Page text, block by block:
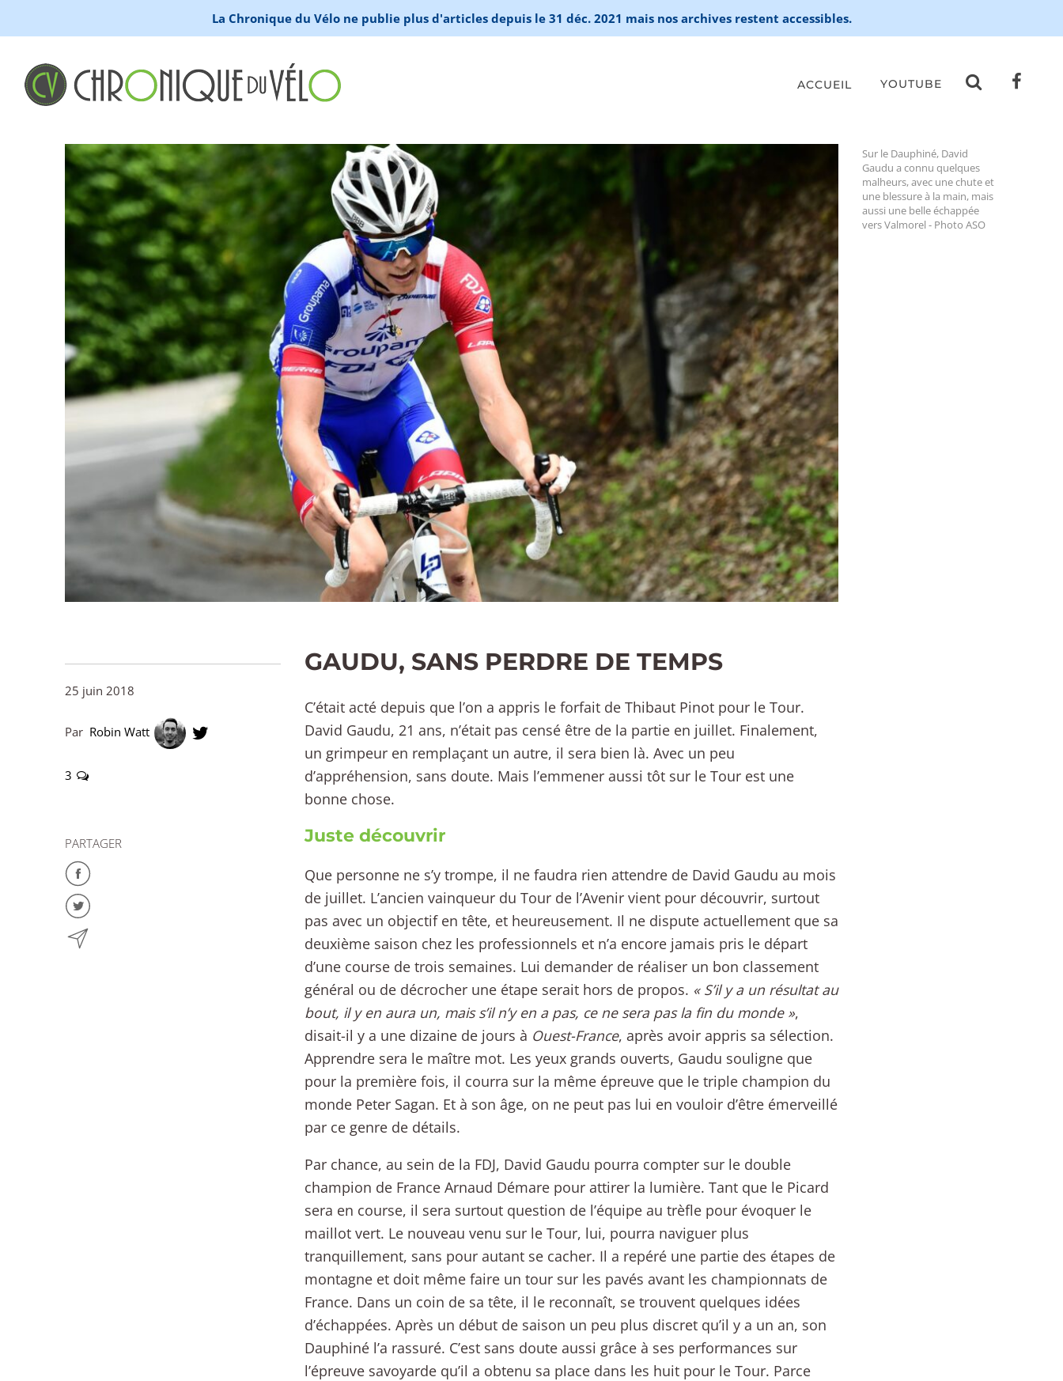
La Chronique du Vélo ne publie plus d'articles depuis le 31 déc. 2021 mais nos archives restent accessibles.
ACCUEIL YOUTUBE
Sur le Dauphiné, David
Gaudu a connu quelques
malheurs, avec une chute et
une blessure à la main, mais
aussi une belle échappée
vers Valmorel - Photo ASO
25 juin 2018
Par Robin Watt
3
PARTAGER
GAUDU, SANS PERDRE DE TEMPS
C’était acté depuis que l’on a appris le forfait de Thibaut Pinot pour le Tour.
David Gaudu, 21 ans, n’était pas censé être de la partie en juillet. Finalement,
un grimpeur en remplaçant un autre, il sera bien là. Avec un peu
d’appréhension, sans doute. Mais l’emmener aussi tôt sur le Tour est une
bonne chose.
Juste découvrir
Que personne ne s’y trompe, il ne faudra rien attendre de David Gaudu au mois
de juillet. L’ancien vainqueur du Tour de l’Avenir vient pour découvrir, surtout
pas avec un objectif en tête, et heureusement. Il ne dispute actuellement que sa
deuxième saison chez les professionnels et n’a encore jamais pris le départ
d’une course de trois semaines. Lui demander de réaliser un bon classement
général ou de décrocher une étape serait hors de propos. « S’il y a un résultat au
bout, il y en aura un, mais s’il n’y en a pas, ce ne sera pas la fin du monde »,
disait-il y a une dizaine de jours à Ouest-France, après avoir appris sa sélection.
Apprendre sera le maître mot. Les yeux grands ouverts, Gaudu souligne que
pour la première fois, il courra sur la même épreuve que le triple champion du
monde Peter Sagan. Et à son âge, on ne peut pas lui en vouloir d’être émerveillé
par ce genre de détails.
Par chance, au sein de la FDJ, David Gaudu pourra compter sur le double
champion de France Arnaud Démare pour attirer la lumière. Tant que le Picard
sera en course, il sera surtout question de l’équipe au trèfle pour évoquer le
maillot vert. Le nouveau venu sur le Tour, lui, pourra naviguer plus
tranquillement, sans pour autant se cacher. Il a repéré une partie des étapes de
montagne et doit même faire un tour sur les pavés avant les championnats de
France. Dans un coin de sa tête, il le reconnaît, se trouvent quelques idées
d’échappées. Après un début de saison un peu plus discret qu’il y a un an, son
Dauphiné l’a rassuré. C’est sans doute aussi grâce à ses performances sur
l’épreuve savoyarde qu’il a obtenu sa place dans les huit pour le Tour. Parce